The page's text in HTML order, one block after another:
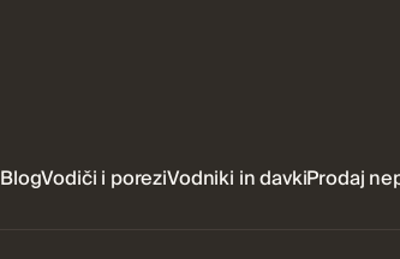
BlogVodiči i poreziVodniki in davkiProdaj